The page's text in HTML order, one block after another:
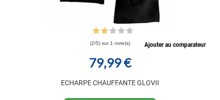
(2/5) sur 1 note(s) Ajouter au comparateur
79,99 €
ECHARPE CHAUFFANTE GLOVII